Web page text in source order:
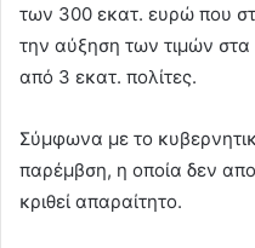
των 300 εκατ. ευρώ που
την αύξηση των τιμών
από 3 εκατ. πολίτες.
Σύμφωνα με το
παρέμβση, η οποία δεν
κριθεί απαραίτητο.